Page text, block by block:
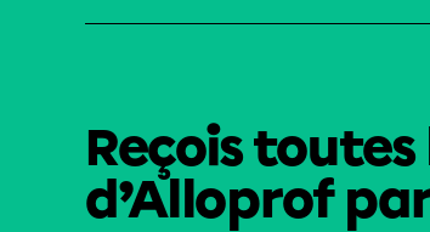
Reçois
d’Alloprof